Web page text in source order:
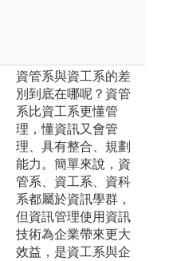
資管系與資工系的差
別到底在哪呢？資管
系比資工系更懂管
理，懂資訊又會管
理、具有整合、規劃
能力。簡單來說，資
管系、資工系、資科
系都屬於資訊學群，
但資訊管理使用資訊
技術為企業帶來更大
效益，是資工系與企